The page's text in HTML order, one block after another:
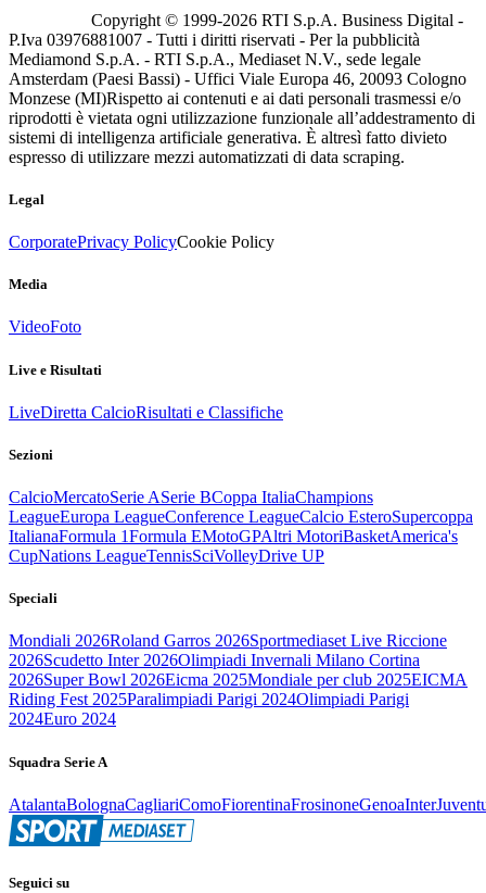
Copyright © 1999-2026 RTI S.p.A. Business Digital -
P.Iva 03976881007 - Tutti i diritti riservati - Per la pubblicità
Mediamond S.p.A. - RTI S.p.A., Mediaset N.V., sede legale
Amsterdam (Paesi Bassi) - Uffici Viale Europa 46, 20093 Cologno
Monzese (MI)Rispetto ai contenuti e ai dati personali trasmessi e/o
riprodotti è vietata ogni utilizzazione funzionale all’addestramento di
sistemi di intelligenza artificiale generativa. È altresì fatto divieto
espresso di utilizzare mezzi automatizzati di data scraping.
Legal
CorporatePrivacy PolicyCookie Policy
Media
VideoFoto
Live e Risultati
LiveDiretta CalcioRisultati e Classifiche
Sezioni
CalcioMercatoSerie ASerie BCoppa ItaliaChampions
LeagueEuropa LeagueConference LeagueCalcio EsteroSupercoppa
ItalianaFormula 1Formula EMotoGPAltri MotoriBasketAmerica's
CupNations LeagueTennisSciVolleyDrive UP
Speciali
Mondiali 2026Roland Garros 2026Sportmediaset Live Riccione
2026Scudetto Inter 2026Olimpiadi Invernali Milano Cortina
2026Super Bowl 2026Eicma 2025Mondiale per club 2025EICMA
Riding Fest 2025Paralimpiadi Parigi 2024Olimpiadi Parigi
2024Euro 2024
Squadra Serie A
AtalantaBolognaCagliariComoFiorentinaFrosinoneGenoaInter
Seguici su